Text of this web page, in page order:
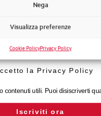
Nega
Visualizza preferenze
Cookie PolicyPrivacy Policy
ai nostri prodotti e soluzioni in
Domande
frequenti
aggiornamenti,
la Privacy Policy
contenuti utili. Puoi disiscriverti
Iscriviti ora